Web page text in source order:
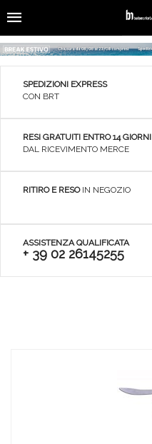
SPEDIZIONI EXPRESS
CON BRT
RESI GRATUITI ENTRO 14 GIORNI
DAL RICEVIMENTO MERCE
RITIRO E RESOIN NEGOZIO
ASSISTENZA QUALIFICATA
+ 39 02 26145255